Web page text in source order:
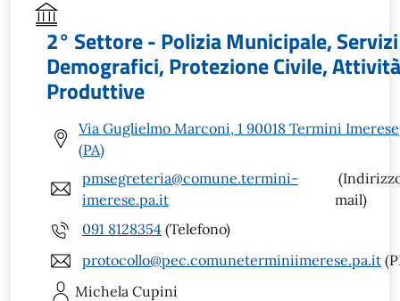
2° Settore - Polizia Municipale, Servizi
Demografici, Protezione Civile, Attività
Produttive
Via Guglielmo Marconi, 1 90018 Termini Imerese
(PA)
pmsegreteria@comune.termini-
imerese.pa.it
mail)
091 8128354 (Telefono)
protocollo@pec.comuneterminiimerese.pa.it
Michela Cupini